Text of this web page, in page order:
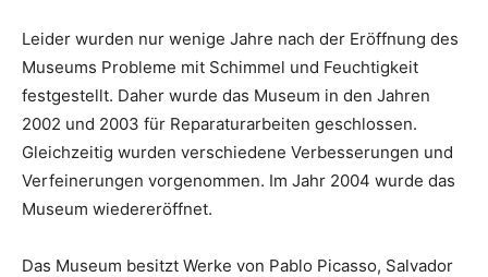
Leider wurden nur wenige Jahre nach der Eröffnung des
Museums Probleme mit Schimmel und Feuchtigkeit
festgestellt. Daher wurde das Museum in den Jahren
2002 und 2003 für Reparaturarbeiten geschlossen.
Gleichzeitig wurden verschiedene Verbesserungen und
Verfeinerungen vorgenommen. Im Jahr 2004 wurde das
Museum wiedereröffnet.
Das Museum besitzt Werke von Pablo Picasso, Salvador